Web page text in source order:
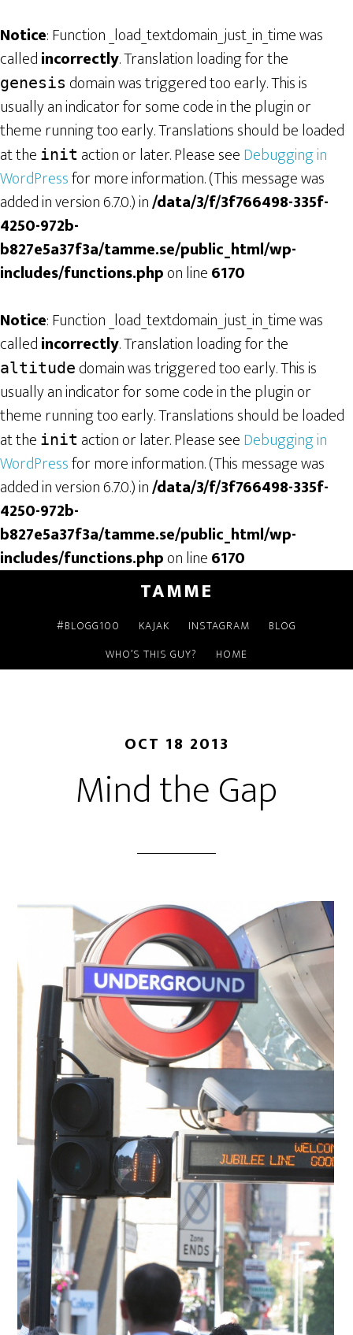
Notice: Function _load_textdomain_just_in_time was
calledincorrectly. Translation loading for the
genesis domain was triggered too early. This is
usually an indicator for some code in the plugin or
theme running too early. Translations should be loaded
at the init action or later. Please seeDebugging in
WordPressfor more information. (This message was
added in version 6.7.0.) in/data/3/f/3f766498-335f-
4250-972b-
b827e5a37f3a/tamme.se/public_html/wp-
includes/functions.phpon line6170
Notice: Function _load_textdomain_just_in_time was
calledincorrectly. Translation loading for the
altitude domain was triggered too early. This is
usually an indicator for some code in the plugin or
theme running too early. Translations should be loaded
at the init action or later. Please seeDebugging in
WordPressfor more information. (This message was
added in version 6.7.0.) in/data/3/f/3f766498-335f-
4250-972b-
b827e5a37f3a/tamme.se/public_html/wp-
includes/functions.phpon line6170
TAMME
#BLOGG100 KAJAK INSTAGRAM
BLOG
WHO’S THIS GUY?
HOME
OCT 18 2013
Mind the Gap